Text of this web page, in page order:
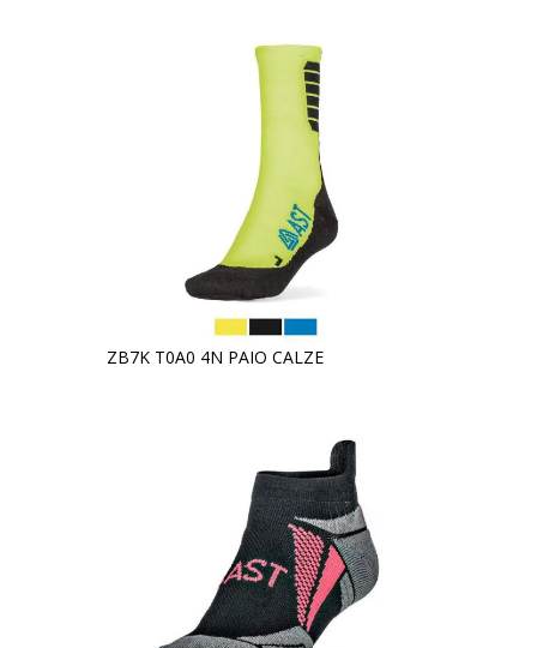
ZB7K T0A0 4N PAIO CALZE